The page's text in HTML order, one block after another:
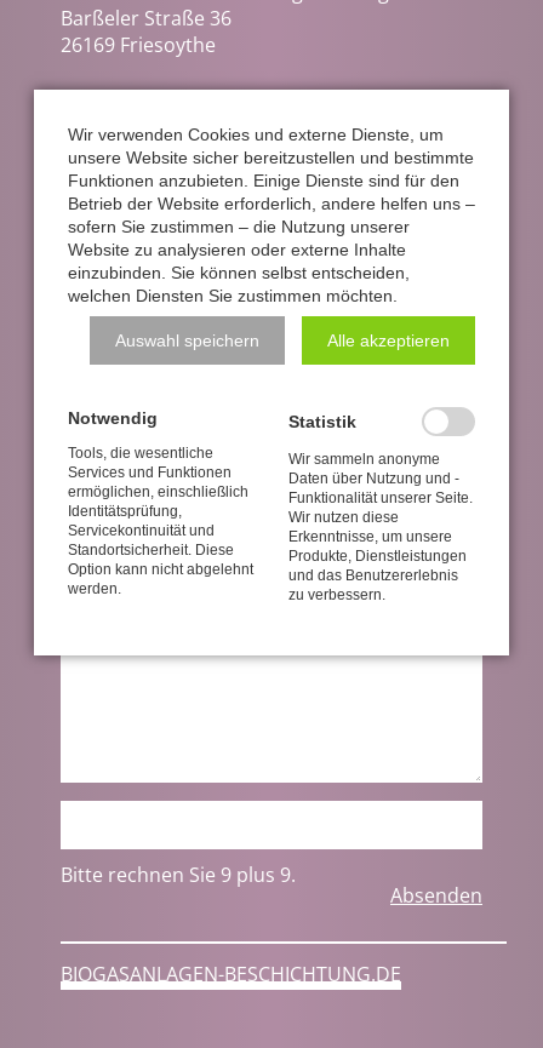
Barßeler Straße 36
26169 Friesoythe
Tel.04491/921 453
E-Mail:
info@sassen-hochartz.de
Schauraum Öffnungszeiten:
Montag bis Freitag 9 bis 12 Uhr und 14 bis 17
Uhr
Navigation
überspringen
Impressum Datenschutz Google maps
KONTAKTFORMULAR
Bitte rechnen Sie 9 plus 9.
Absenden
BIOGASANLAGEN-BESCHICHTUNG.DE
Wir verwenden Cookies und externe Dienste, um
unsere Website sicher bereitzustellen und bestimmte
Funktionen anzubieten. Einige Dienste sind für den
Betrieb der Website erforderlich, andere helfen uns –
sofern Sie zustimmen – die Nutzung unserer
Website zu analysieren oder externe Inhalte
einzubinden. Sie können selbst entscheiden,
welchen Diensten Sie zustimmen möchten.
Auswahl speichern Alle akzeptieren
Notwendig
Tools, die wesentliche
Services und Funktionen
ermöglichen, einschließlich
Identitätsprüfung,
Servicekontinuität und
Standortsicherheit. Diese
Option kann nicht abgelehnt
werden.
Statistik
Wir sammeln anonyme
Daten über Nutzung und -
Funktionalität unserer Seite.
Wir nutzen diese
Erkenntnisse, um unsere
Produkte, Dienstleistungen
und das Benutzererlebnis
zu verbessern.